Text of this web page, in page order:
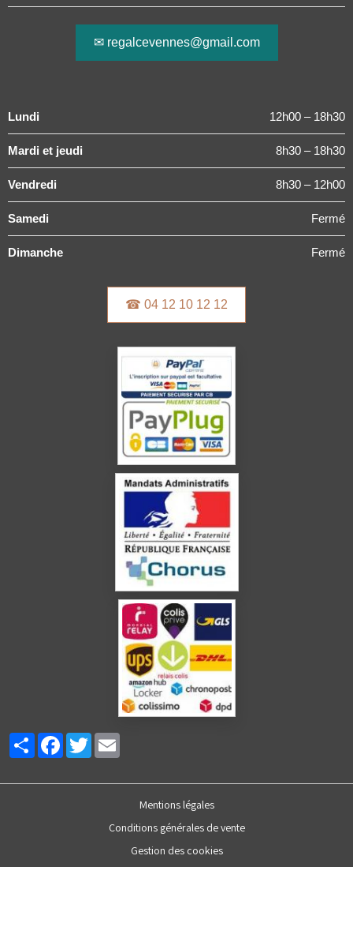
✉ regalcevennes@gmail.com
Lundi 12h00 – 18h30
Mardi et jeudi 8h30 – 18h30
Vendredi 8h30 – 12h00
Samedi Fermé
Dimanche Fermé
☎ 04 12 10 12 12
PartagerFacebookTwitter
Mentions légales
Conditions générales de vente
Gestion des cookies